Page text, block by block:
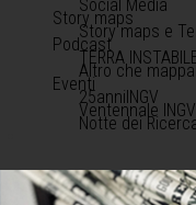
Social Media
Story maps
Story maps e
Podcast
TERRA
Altro che
Eventi
25anniINGV
Ventennale INGV
Notte dei